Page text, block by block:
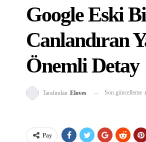
Google Eski
Canlandıran
Önemli Detay
Tarafından Eloves Son güncelleme
Pay